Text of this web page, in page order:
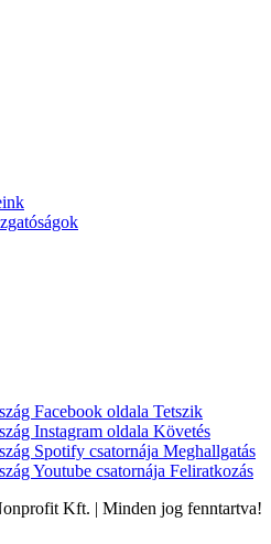
Tetszik
Követés
Meghallgatás
Feliratkozás
Kft. | Minden jog fenntartva!